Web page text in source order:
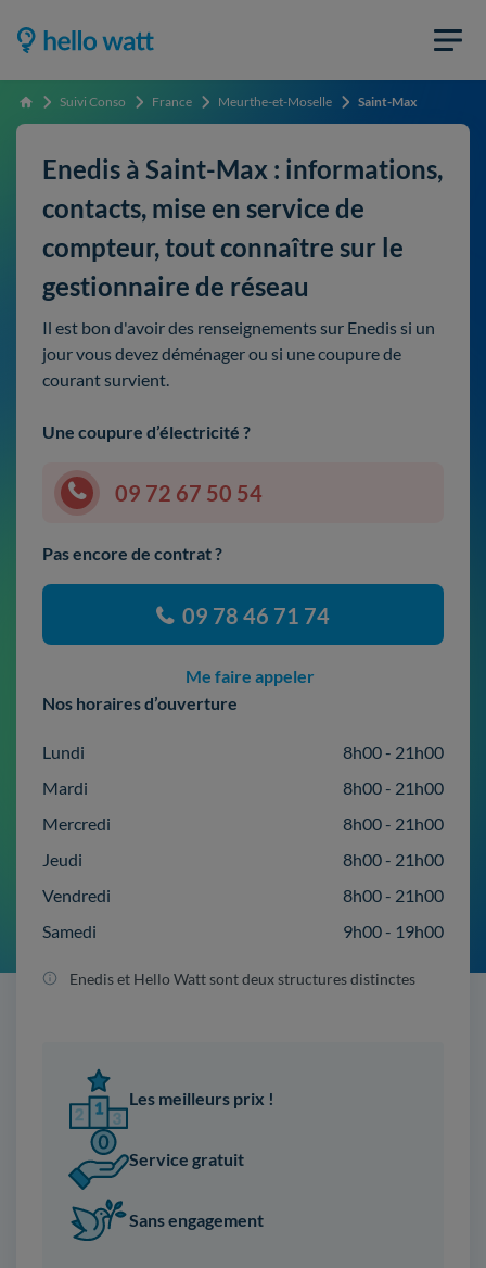
Accueil Suivi Conso France Meurthe-et-Moselle Saint-Max
Enedis à Saint-Max : informations,
contacts, mise en service de
compteur, tout connaître sur le
gestionnaire de réseau
Il est bon d'avoir des renseignements sur Enedis si un
jour vous devez déménager ou si une coupure de
courant survient.
Une coupure d’électricité ?
09 72 67 50 54
Pas encore de contrat ?
09 78 46 71 74
Me faire appeler
Nos horaires d’ouverture
Lundi
8h00 - 21h00
Mardi
8h00 - 21h00
Mercredi
8h00 - 21h00
Jeudi
8h00 - 21h00
Vendredi
8h00 - 21h00
Samedi
9h00 - 19h00
Enedis et Hello Watt sont deux structures distinctes
Les meilleurs prix !
Service gratuit
Sans engagement